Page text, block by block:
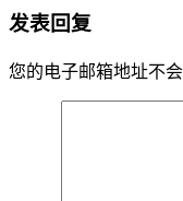
发表回复
您的电子邮箱地址不会